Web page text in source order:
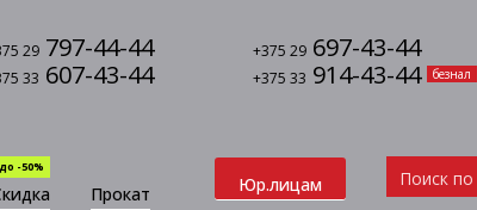
29 797-44-44 +375 29 697-43-44
33 607-43-44 +375 33 914-43-44 безнал
до -50%
Прокат Юр.лицам